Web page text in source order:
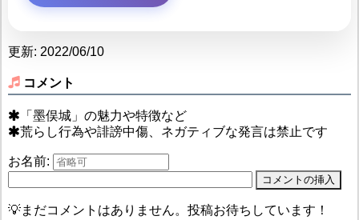
更新: 2022/06/10
コメント
「墨俣城」の魅力や特徴など
荒らし行為や誹謗中傷、ネガティブな発言は禁止です
お名前:
💡まだコメントはありません。投稿お待ちしています！